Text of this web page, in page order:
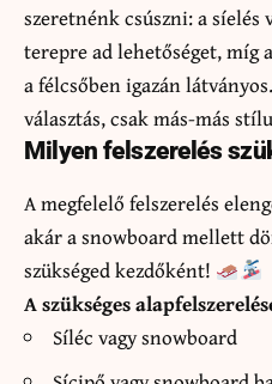
szeretnénk csúszni: a síelés
terepre ad lehetőséget, míg
a félcsőben igazán
választás, csak más-más
Milyen felszerelés
A megfelelő felszerelés
akár a snowboard mellett
szükséged kezdőként!
A szükséges
Síléc vagy snowboard